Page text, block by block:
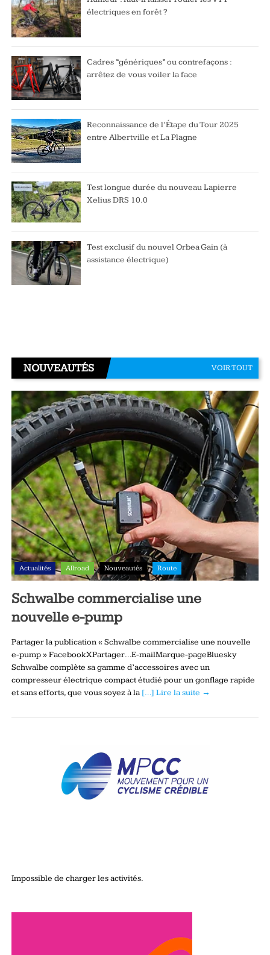
électriques en forêt ?
Cadres “génériques” ou contrefaçons :
arrêtez de vous voiler la face
Reconnaissance de l’Étape du Tour 2025
entre Albertville et La Plagne
Test longue durée du nouveau Lapierre
Xelius DRS 10.0
Test exclusif du nouvel Orbea Gain (à
assistance électrique)
NOUVEAUTÉS VOIR TOUT
Actualités Allroad Nouveautés Route
Schwalbe commercialise une
nouvelle e-pump
Partager la publication « Schwalbe commercialise une nouvelle
e-pump » FacebookXPartager…E-mailMarque-pageBluesky
Schwalbe complète sa gamme d’accessoires avec un
compresseur électrique compact étudié pour un gonflage rapide
et sans efforts, que vous soyez à la […] Lire la suite →
Impossible de charger les activités.